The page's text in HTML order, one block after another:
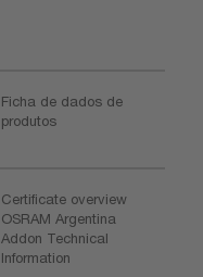
Ficha de dados de
produtos
Certificate overview
OSRAM Argentina
Addon Technical
Information